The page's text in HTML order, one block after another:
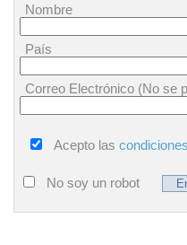
Nombre
País
Correo Electrónico (No se
Acepto las
No soy un robot